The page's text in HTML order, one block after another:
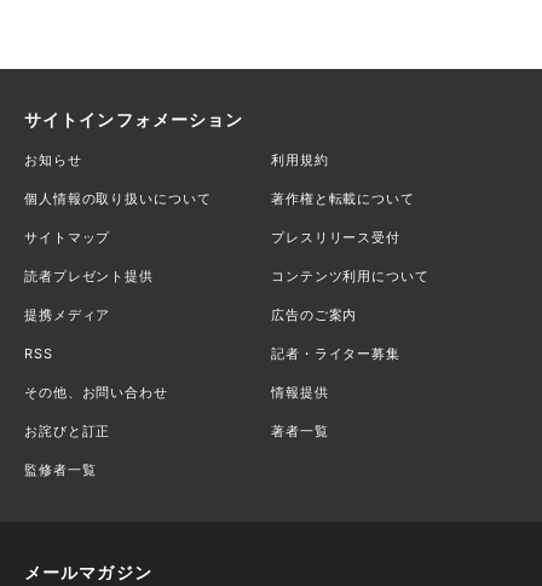
サイトインフォメーション
お知らせ 利用規約
個人情報の取り扱いについて 著作権と転載について
サイトマップ プレスリリース受付
読者プレゼント提供 コンテンツ利用について
提携メディア 広告のご案内
RSS 記者・ライター募集
その他、お問い合わせ 情報提供
お詫びと訂正 著者一覧
監修者一覧
メールマガジン